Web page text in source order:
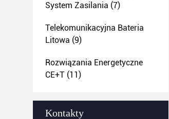
System Zasilania (7)
Telekomunikacyjna Bateria
Litowa (9)
Rozwiązania Energetyczne
CE+T (11)
Kontakty